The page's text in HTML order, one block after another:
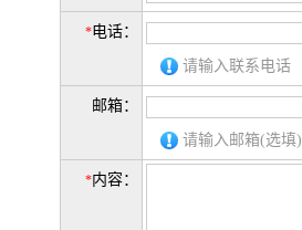
*电话：
请输入联系电话
邮箱：
请输入邮箱(选填)
*内容：